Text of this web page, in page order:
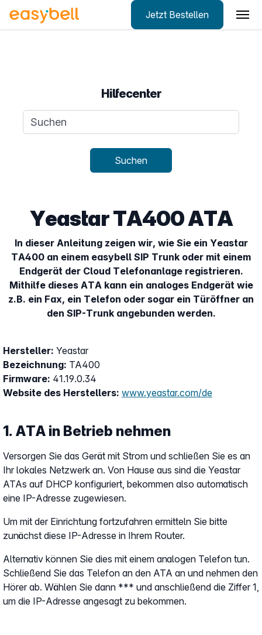
Jetzt Bestellen
Hilfecenter
Suchanfrage
Suchen
Yeastar TA400 ATA
In dieser Anleitung zeigen wir, wie Sie ein Yeastar
TA400 an einem easybell SIP Trunk oder mit einem
Endgerät der Cloud Telefonanlage registrieren.
Mithilfe dieses ATA kann ein analoges Endgerät wie
z.B. ein Fax, ein Telefon oder sogar ein Türöffner an
den SIP-Trunk angebunden werden.
Hersteller: Yeastar
Bezeichnung: TA400
Firmware: 41.19.0.34
Website des Herstellers: www.yeastar.com/de
1. ATA in Betrieb nehmen
Versorgen Sie das Gerät mit Strom und schließen Sie es an
Ihr lokales Netzwerk an. Von Hause aus sind die Yeastar
ATAs auf DHCP konfiguriert, bekommen also automatisch
eine IP-Adresse zugewiesen.
Um mit der Einrichtung fortzufahren ermitteln Sie bitte
zunächst diese IP-Adresse in Ihrem Router.
Alternativ können Sie dies mit einem analogen Telefon tun.
Schließend Sie das Telefon an den ATA an und nehmen den
Hörer ab. Wählen Sie dann *** und anschließend die Ziffer 1,
um die IP-Adresse angesagt zu bekommen.